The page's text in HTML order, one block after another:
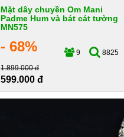
Mặt dây chuyền Om Mani
Padme Hum và bát cát tường
MN575
- 68% 9
8825
1.899.000 đ
599.000 đ